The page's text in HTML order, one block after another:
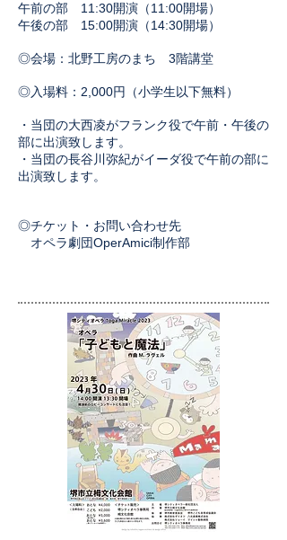
午前の部 11:30開演（11:00開場）
午後の部 15:00開演（14:30開場）
◎会場：北野工房のまち 3階講堂
◎入場料：2,000円（小学生以下無料）
​・当団の大西凌がフランク役で午前・午後の
部に出演致します。
・当団の長谷川弥紀がイーダ役で午前の部に
出演致します。
◎チケット・お問い合わせ先
オペラ劇団OperAmici制作部